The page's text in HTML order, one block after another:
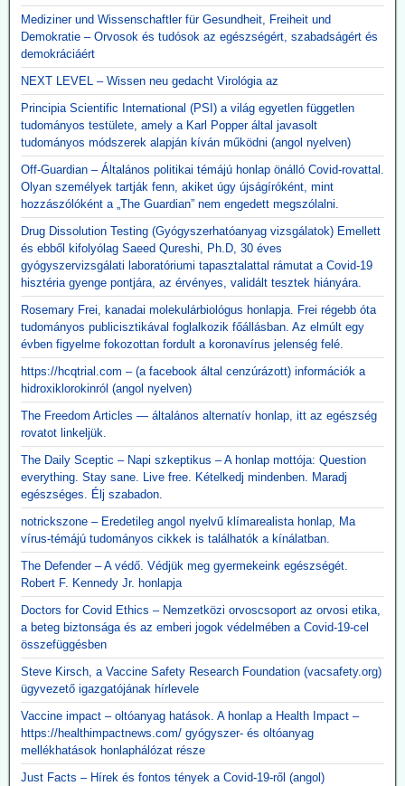
Mediziner und Wissenschaftler für Gesundheit, Freiheit und
Demokratie – Orvosok és tudósok az egészségért, szabadságért és
demokráciáért
NEXT LEVEL – Wissen neu gedacht Virológia az
Principia Scientific International (PSI) a világ egyetlen független
tudományos testülete, amely a Karl Popper által javasolt
tudományos módszerek alapján kíván működni (angol nyelven)
Off-Guardian – Általános politikai témájú honlap önálló Covid-rovattal.
Olyan személyek tartják fenn, akiket úgy újságíróként, mint
hozzászólóként a „The Guardian” nem engedett megszólalni.
Drug Dissolution Testing (Gyógyszerhatóanyag vizsgálatok) Emellett
és ebből kifolyólag Saeed Qureshi, Ph.D, 30 éves
gyógyszervizsgálati laboratóriumi tapasztalattal rámutat a Covid-19
hisztéria gyenge pontjára, az érvényes, validált tesztek hiányára.
Rosemary Frei, kanadai molekulárbiológus honlapja. Frei régebb óta
tudományos publicisztikával foglalkozik főállásban. Az elmúlt egy
évben figyelme fokozottan fordult a koronavírus jelenség felé.
https://hcqtrial.com – (a facebook által cenzúrázott) információk a
hidroxiklorokinról (angol nyelven)
The Freedom Articles — általános alternatív honlap, itt az egészség
rovatot linkeljük.
The Daily Sceptic – Napi szkeptikus – A honlap mottója: Question
everything. Stay sane. Live free. Kételkedj mindenben. Maradj
egészséges. Élj szabadon.
notrickszone – Eredetileg angol nyelvű klímarealista honlap, Ma
vírus-témájú tudományos cikkek is találhatók a kínálatban.
The Defender – A védő. Védjük meg gyermekeink egészségét.
Robert F. Kennedy Jr. honlapja
Doctors for Covid Ethics – Nemzetközi orvoscsoport az orvosi etika,
a beteg biztonsága és az emberi jogok védelmében a Covid-19-cel
összefüggésben
Steve Kirsch, a Vaccine Safety Research Foundation (vacsafety.org)
ügyvezető igazgatójának hírlevele
Vaccine impact – oltóanyag hatások. A honlap a Health Impact –
https://healthimpactnews.com/ gyógyszer- és oltóanyag
mellékhatások honlaphálózat része
Just Facts – Hírek és fontos tények a Covid-19-ről (angol)